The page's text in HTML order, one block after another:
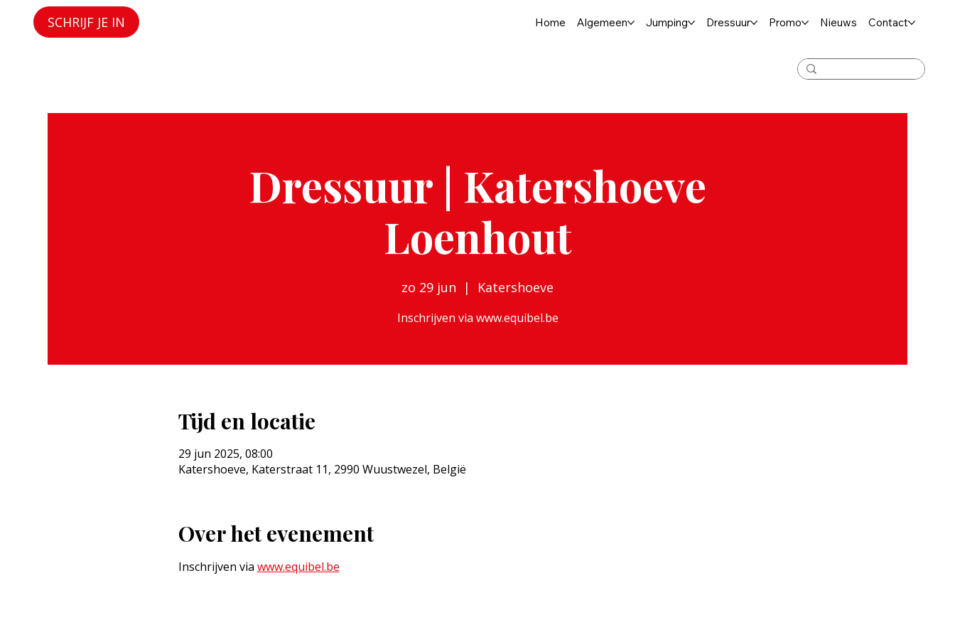
SCHRIJF JE IN Home Algemeen Jumping Dressuur Promo Nieuws Contact
Dressuur | Katershoeve
Loenhout
zo 29 jun
  |
Katershoeve
Inschrijven via www.equibel.be
Tijd en locatie
29 jun 2025, 08:00
Katershoeve, Katerstraat 11, 2990 Wuustwezel, België
Over het evenement
Inschrijven via www.equibel.be